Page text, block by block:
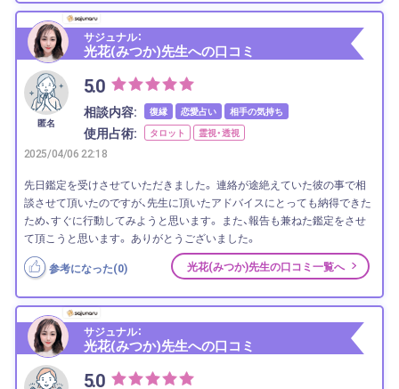
サジュナル：
光花(みつか)先生への口コミ
匿名
5.0
相談内容: 復縁 恋愛占い 相手の気持ち
使用占術: タロット 霊視・透視
2025/04/06 22:18
先日鑑定を受けさせていただきました。 連絡が途絶えていた彼の事で相
談させて頂いたのですが、先生に頂いたアドバイスにとっても納得できた
ため、すぐに行動してみようと思います。 また、報告も兼ねた鑑定をさせ
て頂こうと思います。 ありがとうございました。
参考になった(0) 光花(みつか)先生の口コミ一覧へ
サジュナル：
光花(みつか)先生への口コミ
5.0